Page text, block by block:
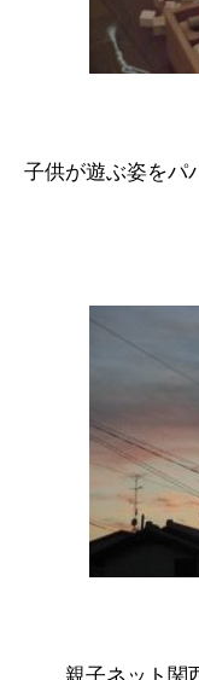
子供が遊ぶ姿をパ